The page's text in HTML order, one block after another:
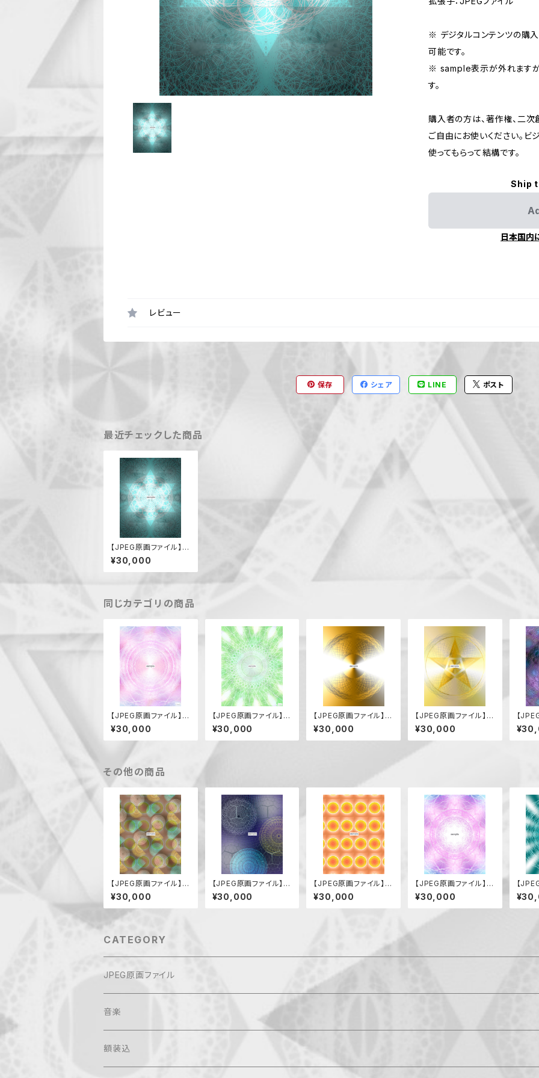
※ デジタルコンテンツの購
可能です。
※ sample表示が外れますが
す。
購入者の方は、著作権、二次
ご自由にお使いください。ビ
使ってもらって結構です。
Ship
日本国内
レビュー
保存 シェア LINE ポスト
最近チェックした商品
【JPEG原画ファイル】信
念（内神様をまもる）
¥30,000
同じカテゴリの商品
【JPEG原画ファイル】ア
メノウズメノミコト
¥30,000
【JPEG原画ファイル】サ
ルタビコノカミ
¥30,000
【JPEG原画ファイル】到
来
¥30,000
【JPEG原画ファイル】希
望の到来
¥30,000
【
沌の
その他の商品
【JPEG原画ファイル】昇
華
¥30,000
【JPEG原画ファイル】堕
天使の苦悩（葛藤）
¥30,000
【JPEG原画ファイル】温
和
¥30,000
【JPEG原画ファイル】聖
母マリア
¥30,000
【
ラック
CATEGORY
JPEG原画ファイル
音楽
額装込